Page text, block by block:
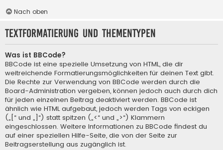
Nach oben
Textformatierung und Thementypen
Was ist BBCode?
BBCode ist eine spezielle Umsetzung von HTML, die dir
weitreichende Formatierungsmöglichkeiten für deinen Text gibt.
Die Rechte zur Verwendung von BBCode werden durch die
Board-Administration vergeben, können jedoch auch durch dich
für jeden einzelnen Beitrag deaktiviert werden. BBCode ist
ähnlich wie HTML aufgebaut, jedoch werden Tags von eckigen
(„[“ und „]“) statt spitzen („<“ und „>“) Klammern
eingeschlossen. Weitere Informationen zu BBCode findest du
auf einer speziellen Hilfe-Seite, die von der Seite zur
Beitragserstellung aus zugänglich ist.